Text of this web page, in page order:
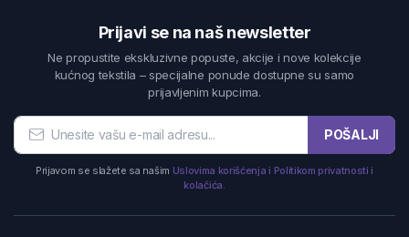
Prijavi se na naš newsletter
Ne propustite ekskluzivne popuste, akcije i nove kolekcije
kućnog tekstila – specijalne ponude dostupne su samo
prijavljenim kupcima.
POŠALJI
Prijavom se slažete sa našim Uslovima korišćenja i Politikom privatnosti i
kolačića.